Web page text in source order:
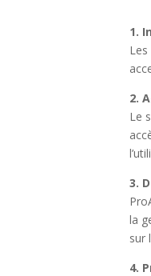
1.
Les
2.
Le
3.
la
sur
4.